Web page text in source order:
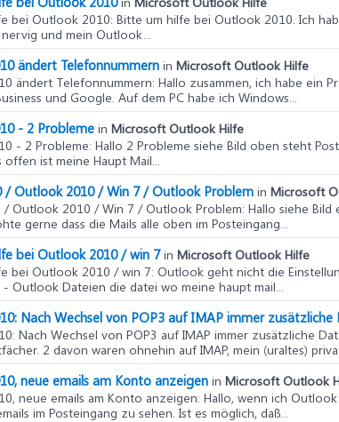
bei Outlook 2010: Bitte um hilfe bei Outlook 2010. Ich
und mein Outlook...
ändert Telefonnummern in Microsoft Outlook Hilfe
ändert Telefonnummern: Hallo zusammen, ich habe ein
und Google. Auf dem PC habe ich Windows...
- 2 Probleme in Microsoft Outlook Hilfe
- 2 Probleme: Hallo 2 Probleme siehe Bild oben steht
offen ist meine Haupt Mail...
/ Outlook 2010 / Win 7 / Outlook Problem in Microsoft
/ Outlook 2010 / Win 7 / Outlook Problem: Hallo siehe
gerne dass die Mails alle oben im Posteingang...
bei Outlook 2010 / win 7in Microsoft Outlook Hilfe
bei Outlook 2010 / win 7: Outlook geht nicht die
Outlook Dateien die datei wo meine haupt mail...
Nach Wechsel von POP3 auf IMAP immer
Nach Wechsel von POP3 auf IMAP immer zusätzliche
2 davon waren ohnehin auf IMAP, mein (uraltes)
neue emails am Konto anzeigen in Microsoft Outlook
neue emails am Konto anzeigen: Hallo, wenn ich
im Posteingang zu sehen. Ist es möglich, daß...